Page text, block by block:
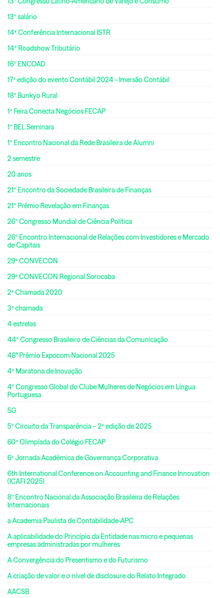
13º salário
14ª Conferência Internacional ISTR
14º Roadshow Tributário
16º ENCOAD
17ª edição do evento Contábil 2024 - Imersão Contábil
18º Bunkyo Rural
1ª Feira Conecta Negócios FECAP
1º BEL Seminars
1º Encontro Nacional da Rede Brasileira de Alumni
2 semestre
20 anos
21º Encontro da Sociedade Brasileira de Finanças
21º Prêmio Revelação em Finanças
26º Congresso Mundial de Ciência Política
26º Encontro Internacional de Relações com Investidores e Mercado
de Capitais
29ª CONVECON
29ª CONVECON Regional Sorocaba
2ª Chamada 2020
3ª chamada
4 estrelas
44º Congresso Brasileiro de Ciências da Comunicação
48° Prêmio Expocom Nacional 2025
4ª Maratona de Inovação
4º Congresso Global do Clube Mulheres de Negócios em Língua
Portuguesa
5G
5º Circuito da Transparência – 2ª edição de 2025
60ª Olimpíada do Colégio FECAP
6ª Jornada Acadêmica de Governança Corporativa
6th International Conference on Accounting and Finance Innovation
(ICAFI 2025)
8º Encontro Nacional da Associação Brasileira de Relações
Internacionais
a Academia Paulista de Contabilidade-APC
A aplicabilidade do Princípio da Entidade nas micro e pequenas
empresas administradas por mulheres
A Convergência do Presentismo e do Futurismo
A criação de valor e o nível de disclosure do Relato Integrado
AACSB